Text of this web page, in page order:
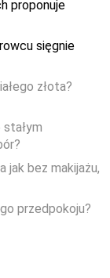
proponuje
sięgnie
złota?
jak bez makijażu,
przedpokoju?